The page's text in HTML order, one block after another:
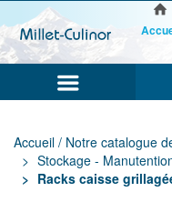
Accueil / Notre catalogue
Stockage -
Racks caisse